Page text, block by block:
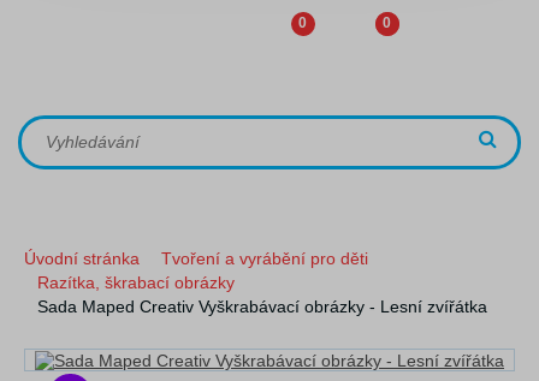
0 0
Úvodní stránka
Tvoření a vyrábění pro děti
Razítka, škrabací obrázky
Sada Maped Creativ Vyškrabávací obrázky - Lesní zvířátka